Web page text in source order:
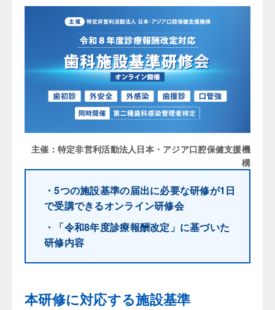
主催：特定非営利活動法人日本・アジア口腔保健支援機
構
・5つの施設基準の届出に必要な研修が1日
で受講できるオンライン研修会
・「令和8年度診療報酬改定」に基づいた
研修内容
本研修に対応する施設基準